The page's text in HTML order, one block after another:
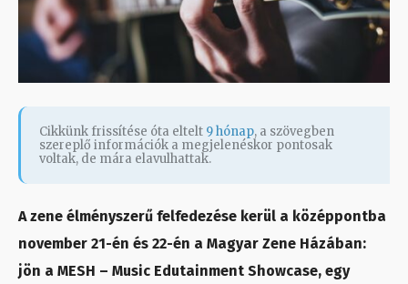
Cikkünk frissítése óta eltelt 9 hónap, a szövegben
szereplő információk a megjelenéskor pontosak
voltak, de mára elavulhattak.
A zene élményszerű felfedezése kerül a középpontba
november 21-én és 22-én a Magyar Zene Házában:
jön a MESH – Music Edutainment Showcase, egy